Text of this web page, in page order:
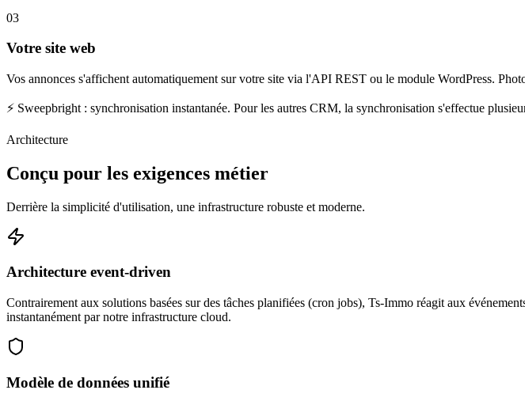
03
Votre site web
Vos annonces s'affichent automatiquement sur votre site via l'API REST ou le module WordPress.
⚡ Sweepbright : synchronisation instantanée. Pour les autres CRM, la synchronisation s'effectue
Architecture
Conçu pour les exigences métier
Derrière la simplicité d'utilisation, une infrastructure robuste et moderne.
Architecture event-driven
Contrairement aux solutions basées sur des tâches planifiées (cron jobs), Ts-Immo réagit aux
instantanément par notre infrastructure cloud.
Modèle de données unifié